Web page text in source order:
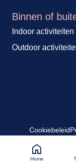
home
Home
Binnen of
Indoor activiteiten
Outdoor
Cookiebeleid